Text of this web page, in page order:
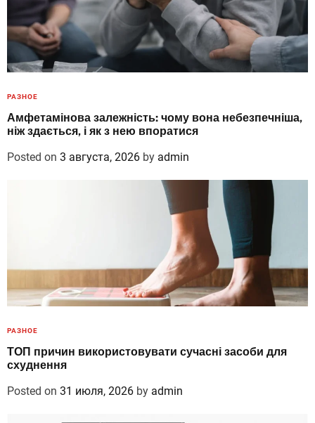
РАЗНОЕ
Амфетамінова залежність: чому вона небезпечніша,
ніж здається, і як з нею впоратися
Posted on 3 августа, 2026 by admin
РАЗНОЕ
ТОП причин використовувати сучасні засоби для
схуднення
Posted on 31 июля, 2026 by admin